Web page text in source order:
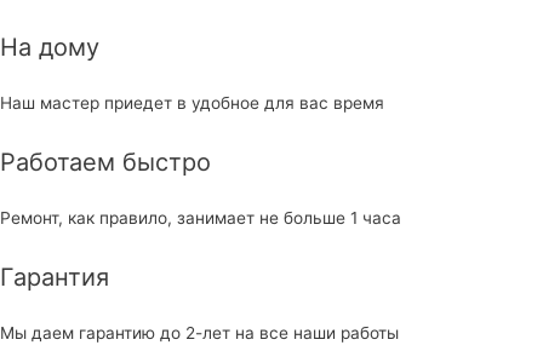
На дому
Наш мастер приедет в удобное для вас время
Работаем быстро
Ремонт, как правило, занимает не больше 1 часа
Гарантия
Мы даем гарантию до 2-лет на все наши работы